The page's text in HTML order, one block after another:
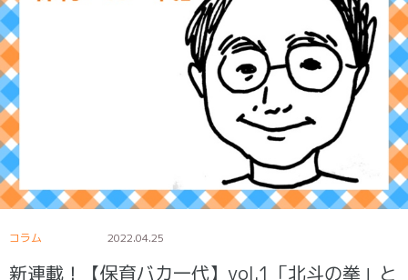
コラム 2022.04.25
新連載！【保育バカ一代】vol.1「北斗の拳」と